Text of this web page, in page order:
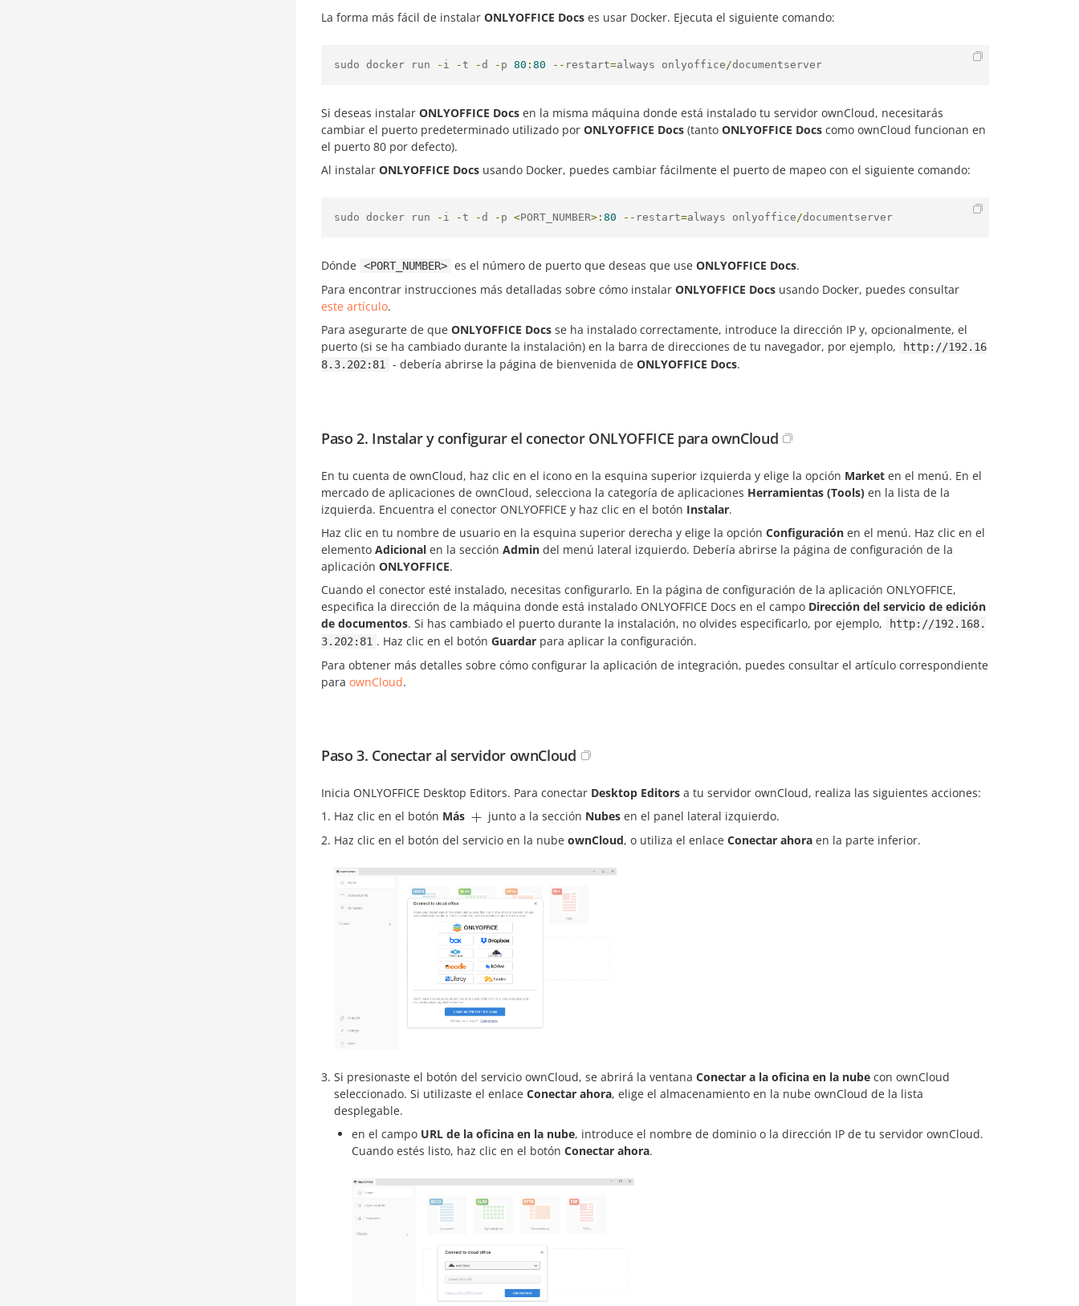
La forma más fácil de instalar ONLYOFFICE Docs es usar Docker. Ejecuta el siguiente comando:
sudo docker run - i -t -d - p 80 : 80 -- restart=always onlyoffice/documentserver
Si deseas instalar ONLYOFFICE Docs en la misma máquina donde está instalado tu servidor ownCloud, necesitarás
cambiar el puerto predeterminado utilizado por ONLYOFFICE Docs (tanto ONLYOFFICE Docs como ownCloud funcionan en
el puerto 80 por defecto).
Al instalar ONLYOFFICE Docs usando Docker, puedes cambiar fácilmente el puerto de mapeo con el siguiente comando:
sudo docker run - i -t -d - p <PORT_NUMBER>: 80 -- restart=always onlyoffice/documentserver
Dónde <PORT_NUMBER> es el número de puerto que deseas que use ONLYOFFICE Docs.
Para encontrar instrucciones más detalladas sobre cómo instalar ONLYOFFICE Docs usando Docker, puedes consultar
este artículo.
Para asegurarte de que ONLYOFFICE Docs se ha instalado correctamente, introduce la dirección IP y, opcionalmente, el
puerto (si se ha cambiado durante la instalación) en la barra de direcciones de tu navegador, por ejemplo,
http://192.16
8.3.202:81
- debería abrirse la página de bienvenida de ONLYOFFICE Docs.
Paso 2. Instalar y configurar el conector ONLYOFFICE para ownCloud
En tu cuenta de ownCloud, haz clic en el icono en la esquina superior izquierda y elige la opción Market en el menú. En el
mercado de aplicaciones de ownCloud, selecciona la categoría de aplicaciones Herramientas (Tools) en la lista de la
izquierda. Encuentra el conector ONLYOFFICE y haz clic en el botón Instalar.
Haz clic en tu nombre de usuario en la esquina superior derecha y elige la opción Configuración en el menú. Haz clic en el
elemento Adicional en la sección Admin del menú lateral izquierdo. Debería abrirse la página de configuración de la
aplicación ONLYOFFICE.
Cuando el conector esté instalado, necesitas configurarlo. En la página de configuración de la aplicación ONLYOFFICE,
especifica la dirección de la máquina donde está instalado ONLYOFFICE Docs en el campo Dirección del servicio de edición
de documentos. Si has cambiado el puerto durante la instalación, no olvides especificarlo, por ejemplo,
http://192.168.
3.202:81 . Haz clic en el botón Guardar para aplicar la configuración.
Para obtener más detalles sobre cómo configurar la aplicación de integración, puedes consultar el artículo correspondiente
para ownCloud.
Paso 3. Conectar al servidor ownCloud
Inicia ONLYOFFICE Desktop Editors. Para conectar Desktop Editors a tu servidor ownCloud, realiza las siguientes acciones:
Haz clic en el botón Más junto a la sección Nubes en el panel lateral izquierdo.
Haz clic en el botón del servicio en la nube ownCloud, o utiliza el enlace Conectar ahora en la parte inferior.
Si presionaste el botón del servicio ownCloud, se abrirá la ventana Conectar a la oficina en la nube con ownCloud
seleccionado. Si utilizaste el enlace Conectar ahora, elige el almacenamiento en la nube ownCloud de la lista
desplegable.
en el campo URL de la oficina en la nube, introduce el nombre de dominio o la dirección IP de tu servidor ownCloud.
Cuando estés listo, haz clic en el botón Conectar ahora.